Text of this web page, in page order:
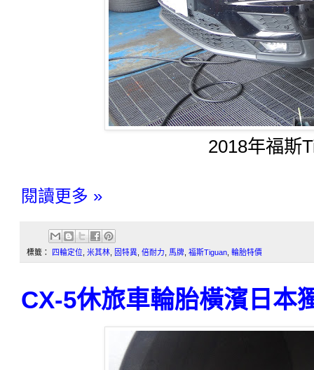
2018年福斯
閱讀更多 »
標籤： 四輪定位 米其林 固特異 倍耐力 馬牌 福斯Tiguan 輪胎特價
CX-5休旅車輪胎橫濱日本